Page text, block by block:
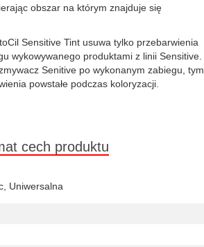
obszar na którym znajduje się
Sensitive Tint usuwa tylko przebarwienia
wykowywanego produktami z linii Sensitive.
Senitive po wykonanym zabiegu, tym
powstałe podczas koloryzacji.
cech produktu
Uniwersalna